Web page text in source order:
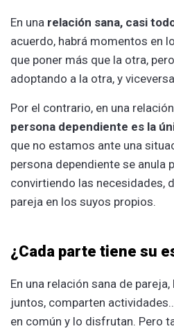
En una relación sana, casi
acuerdo, habrá momentos en
que poner más que la otra,
adoptando a la otra, y
Por el contrario, en una
persona dependiente es la
que no estamos ante una
persona dependiente se anula
convirtiendo las necesidades,
pareja en los suyos propios.
¿Cada parte tiene su
En una relación sana de
juntos, comparten
en común y lo disfrutan. Pero